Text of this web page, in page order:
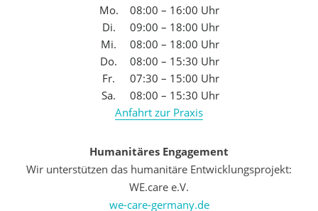
Mo.
08:00 – 16:00 Uhr
Di.
09:00 – 18:00 Uhr
Mi.
08:00 – 18:00 Uhr
Do.
08:00 – 15:30 Uhr
Fr.
07:30 – 15:00 Uhr
Sa.
08:00 – 15:30 Uhr
Anfahrt zur Praxis
Humanitäres Engagement
Wir unterstützen das humanitäre Entwicklungsprojekt:
WE.care e.V.
we-care-germany.de